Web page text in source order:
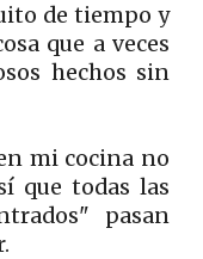
de tiempo y
que a veces
hechos sin
mi cocina no
que todas las
pasan